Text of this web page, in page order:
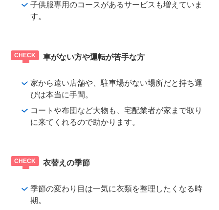
子供服専用のコースがあるサービスも増えていま
す。
車がない方や運転が苦手な方
家から遠い店舗や、駐車場がない場所だと持ち運
びは本当に手間。
コートや布団など大物も、宅配業者が家まで取り
に来てくれるので助かります。
衣替えの季節
季節の変わり目は一気に衣類を整理したくなる時
期。